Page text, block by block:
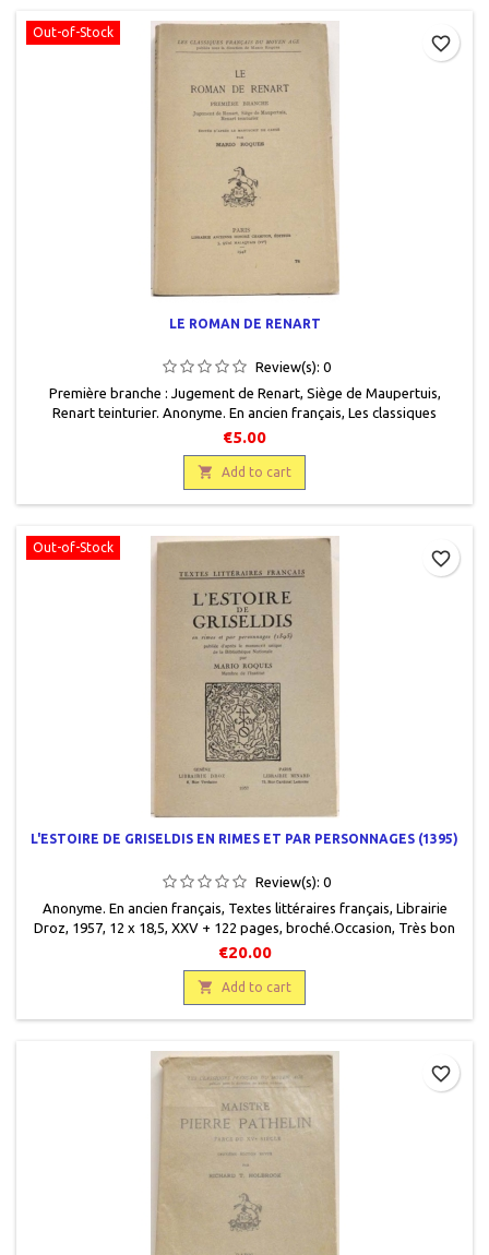
Out-of-Stock
LE ROMAN DE RENART
Review(s): 0
Première branche : Jugement de Renart, Siège de Maupertuis,
Renart teinturier. Anonyme. En ancien français , Les classiques
français du Moyen Age, Honoré Champion Editeur, 1948, 12 x 18,5,
XXII + 188 pages, broché, occasion. Bon état. Papier un peu jauni.
€5.00
 Add to cart
favorite_border
Out-of-Stock
L'ESTOIRE DE GRISELDIS EN RIMES ET PAR PERSONNAGES (1395)
Review(s): 0
Anonyme. En ancien français, Textes littéraires français, Librairie
Droz, 1957, 12 x 18,5, XXV + 122 pages, broché.Occasion, Très bon
état .
€20.00
 Add to cart
favorite_border
favorite_border